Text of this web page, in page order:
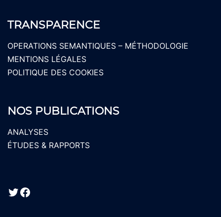
TRANSPARENCE
OPERATIONS SEMANTIQUES – MÉTHODOLOGIE
MENTIONS LÉGALES
POLITIQUE DES COOKIES
NOS PUBLICATIONS
ANALYSES
ÉTUDES & RAPPORTS
Twitter
Facebook